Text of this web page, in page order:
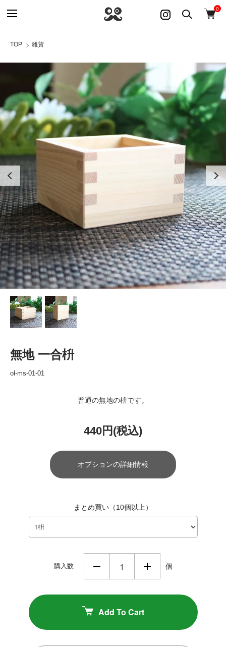
0
TOP 雑貨
無地 一合枡
ol-ms-01-01
普通の無地の枡です。
440円(税込)
オプションの詳細情報
まとめ買い（10個以上）
購入数 個
Add To Cart